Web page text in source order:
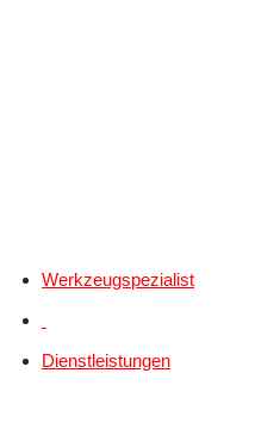
Werkzeugspezialist
Dienstleistungen